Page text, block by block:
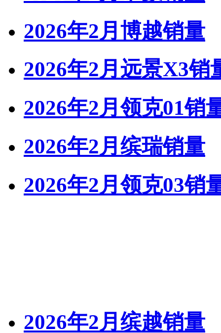
2026年2月博越销量
2026年2月远景X3销
2026年2月领克01销
2026年2月缤瑞销量
2026年2月领克03销
2026年2月缤越销量